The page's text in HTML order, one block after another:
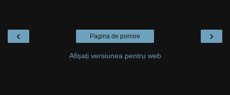
‹ ›
Pagina de pornire
Afișați versiunea pentru web